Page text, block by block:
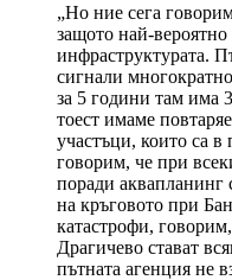
„Но ние сега
защото най-
инфраструктурата.
сигнали
за 5 години там има
тоест имаме
участъци, които са
говорим, че при
поради аквапланинг
на кръговото при
катастрофи,
Драгичево стават
пътната агенция не